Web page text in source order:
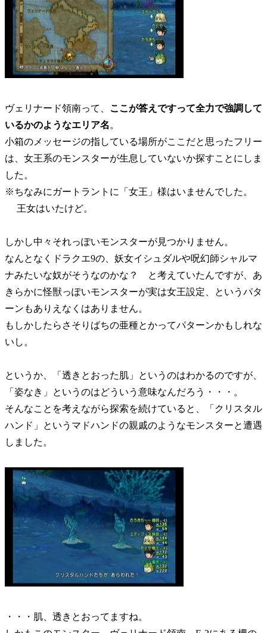
ヴェリナード領南って、 ここが答えですって全力で強調して
いるかのようなエリア名 。
小箱のメッセージの指している場所がここだと思ったフリー
は、女王系のモンスターが生息していないか探すことにしま
した。
※ちなみにガートラントに「女王」様はいませんでした。
王女はいたけど。
しかし中々それっぽいモンスターが見つかりません。
なんとなくドラクエ9の、妖女イシュダルや呪幻師シャルマ
ナみたいな奴がそうなのかな？ と考えていたんですが、あ
きらかに怪獣っぽいモンスターが実は女王設定、というパタ
ーンもありえなくはありません。
もしかしたらさそりばちの亜種とかってパターンかもしれな
いし。
というか、「透きとおった肌」というのはわかるのですが、
「姿なき」というのはどういう意味なんだろう・・・。
そんなことを考えながら探索を続けていると、「クリスタル
ハンド」というマドハンドの親戚のようなモンスターと遭遇
しました。
・・・肌、透きとおってますね。